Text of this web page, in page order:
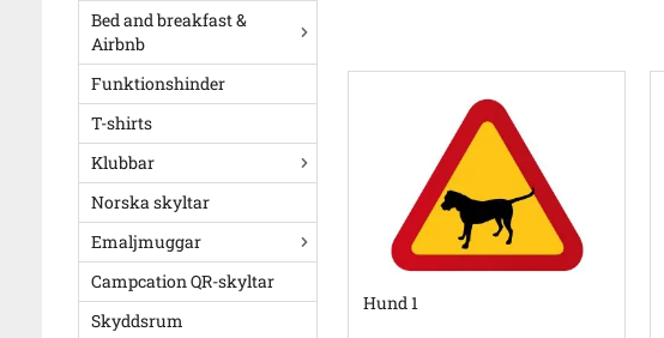
Bed and breakfast &
Airbnb
Funktionshinder
T-shirts
Klubbar
Norska skyltar
Emaljmuggar
Campcation QR-skyltar
Skyddsrum
Hund 1